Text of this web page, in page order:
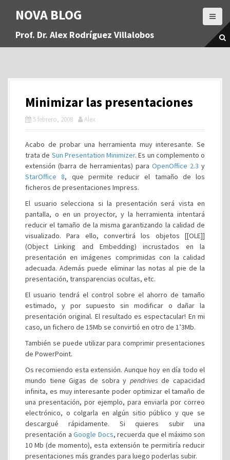
a
NOVA BLOG
Prof. Dr. Alex Rodríguez Villalobos
Minimizar las presentaciones
5 febrero, 2008 Alex
Acabo de probar una herramienta muy interesante. Se
trata de Sun Presentation Minimizer. Es un complemento o
extensión (barra de herramientas) para OpenOffice 2.3 y
StarOffice 8, que permite reducir el tamaño de los
ficheros de presentaciones Impress.
El usuario selecciona si la presentación será vista en
pantalla, o en un proyector, y la herramienta intentará
reducir el tamaño de la misma garantizando la calidad de
visualizado. Para ello, convertirá los objetos [[OLE]]
(Object Linking and Embedding) incrustados en la
presentación en imágenes comprimidas con la calidad
adecuada. Además puede eliminar las notas al pie de la
presentación, transparencias ocultas, etc.
El usuario tendrá el control sobre el ahorro de tamaño
estimado, y por supuesto sin modificar o dañar la
presentación original. El resultado es espectacular! En mi
caso, un fichero de 15Mb se convirtió en otro de 1’3Mb.
También se puede utilizar para comprimir presentaciones
de PowerPoint.
Os recomiendo esta extensión. Aunque hoy en día todo el
mundo tiene Gigas de sobra y pendrives de capacidad
infinita, es muy interesante poder optimizar el tamaño de
una presentación, por ejemplo, para enviarla por correo
electrónico, o colgarla en algún sitio público y que se
descargué rápidamente. Si quieres subir una
presentación a Google Docs, recuerda que el máximo son
10 Mb (de momento), esta extensión te permitiría reducir
presentaciones más grandes para luego poderlas subir.